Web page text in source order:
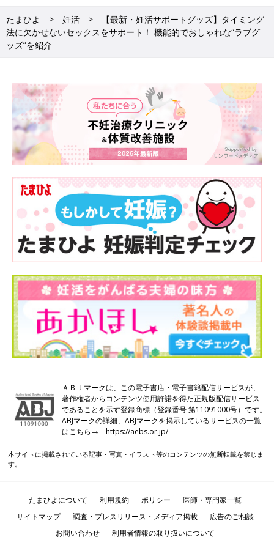
Amazonで見る
iroha petit／イロハ
98％水分の、つるんとなめらかな女性向けプレジャーアイテム
手で包んで温めたり、冷蔵庫で冷やしたり、好みの温度で使え
る。
使用後は捨てるだけ。4つの形から、好みに合わせて選べる。
【5】カップルで使いたい熱を持つマッサージオイ
たまひよ 妊活
【最新・妊活サポートグッズ】タイミング
法に欠かせないセックスをサポート！ 機能的でおしゃれな“ラブグ
ッズ”を紹介
ＡＢＪマークは、この電子書店・電子書籍配信サービスが、
著作権者からコンテンツ使用許諾を得た正規版配信サービス
であることを示す登録商標（登録番号 第11091000号）です。
ABJマークの詳細、ABJマークを掲示しているサービスの一覧
はこちら→https://aebs.or.jp/
本サイトに掲載されている記事・写真・イラスト等のコンテンツの無断転載を禁じま
す。
たまひよについて 利用規約 ポリシー
医師・専門家一覧
サイトマップ
調査・プレスリリース・メディア掲載
広告のご相談
お問い合わせ
利用者情報の取り扱いについて